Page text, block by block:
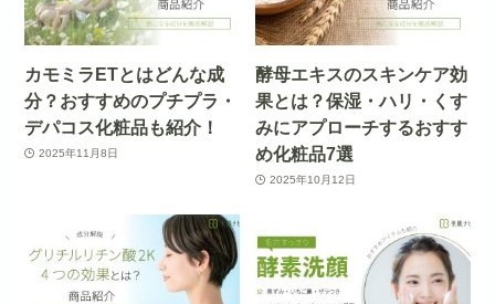
カモミラETとはどんな成
分？おすすめのプチプラ・
デパコス化粧品も紹介！
2025年11月8日
酵母エキスのスキンケア効
果とは？保湿・ハリ・くす
みにアプローチするおすす
め化粧品7選
2025年10月12日